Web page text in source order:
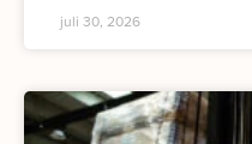
juli 30, 2026